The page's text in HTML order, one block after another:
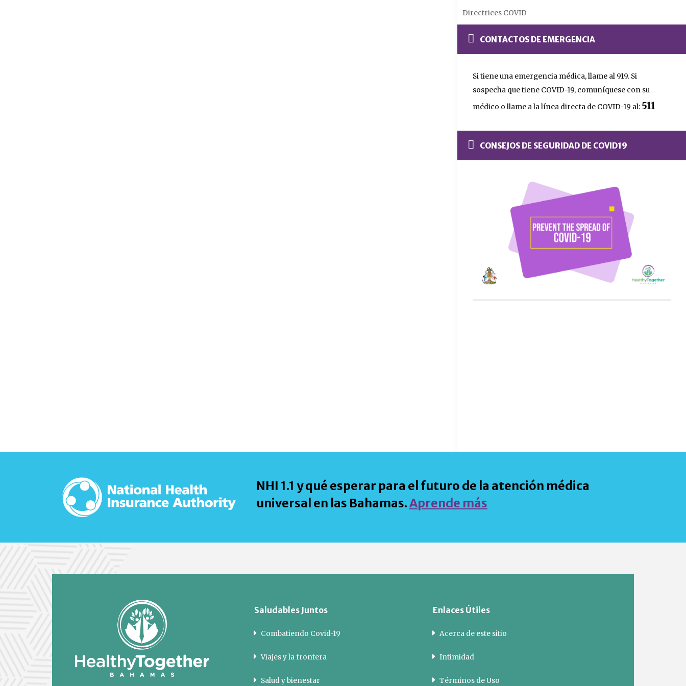
Directrices COVID
CONTACTOS DE EMERGENCIA
Si tiene una emergencia médica, llame al 919. Si
sospecha que tiene COVID-19, comuníquese con su
médico o llame a la línea directa de COVID-19 al: 511
CONSEJOS DE SEGURIDAD DE COVID19
NHI 1.1 y qué esperar para el futuro de la atención médica
universal en las Bahamas.Aprende más
Saludables Juntos
Combatiendo Covid-19
Viajes y la frontera
Salud y bienestar
Enlaces Útiles
Acerca de este sitio
Intimidad
Términos de Uso